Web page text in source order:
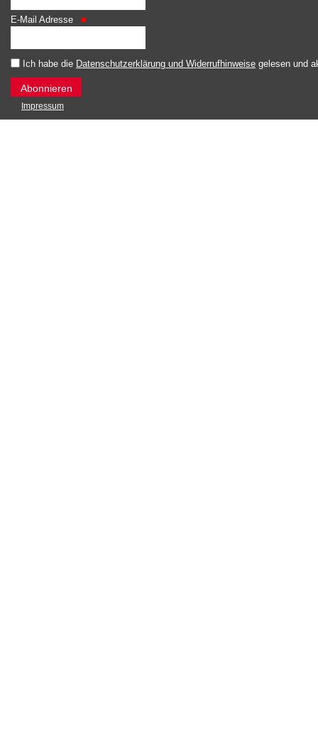
E-Mail Adresse
Ich habe die Datenschutzerklärung und Widerrufhinweise gelesen und
Impressum